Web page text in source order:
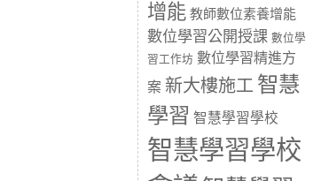
增能 教師數位素養增能
數位學習公開授課 數位學
習工作坊 數位學習精進方
案 新大樓施工 智慧
學習 智慧學習學校
智慧學習學校